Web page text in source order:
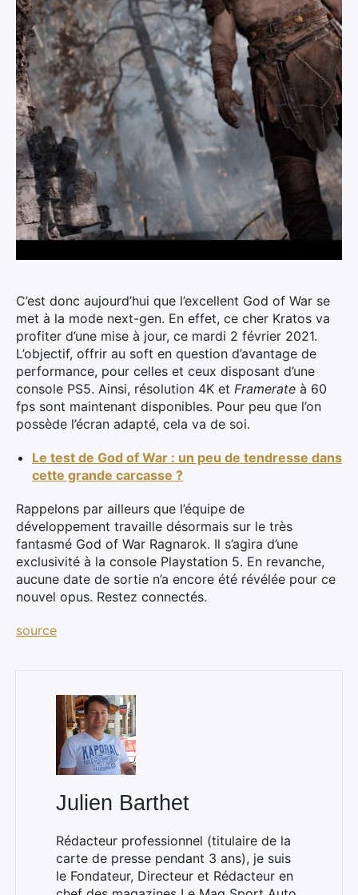
C’est donc aujourd’hui que l’excellent God of War se
met à la mode next-gen. En effet, ce cher Kratos va
profiter d’une mise à jour, ce mardi 2 février 2021.
L’objectif, offrir au soft en question d’avantage de
performance, pour celles et ceux disposant d’une
console PS5. Ainsi, résolution 4K et Framerate à 60
fps sont maintenant disponibles. Pour peu que l’on
possède l’écran adapté, cela va de soi.
Le test de God of War : un peu de tendresse dans
cette grande carcasse ?
Rappelons par ailleurs que l’équipe de
développement travaille désormais sur le très
fantasmé God of War Ragnarok. Il s’agira d’une
exclusivité à la console Playstation 5. En revanche,
aucune date de sortie n’a encore été révélée pour ce
nouvel opus. Restez connectés.
source
Julien Barthet
Rédacteur professionnel (titulaire de la
carte de presse pendant 3 ans), je suis
le Fondateur, Directeur et Rédacteur en